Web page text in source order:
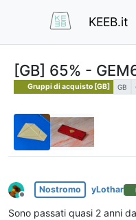
KEEB.it
[GB] 65% -
Gruppi di acquisto [GB] GB
Non in linea
Nostromo yLothar
Sono passati quasi 2 anni